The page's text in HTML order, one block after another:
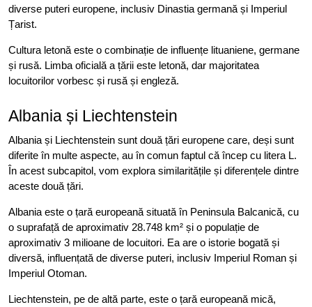
diverse puteri europene, inclusiv Dinastia germană și Imperiul
Țarist.
Cultura letonă este o combinație de influențe lituaniene, germane
și rusă. Limba oficială a țării este letonă, dar majoritatea
locuitorilor vorbesc și rusă și engleză.
Albania și Liechtenstein
Albania și Liechtenstein sunt două țări europene care, deși sunt
diferite în multe aspecte, au în comun faptul că încep cu litera L.
În acest subcapitol, vom explora similaritățile și diferențele dintre
aceste două țări.
Albania este o țară europeană situată în Peninsula Balcanică, cu
o suprafață de aproximativ 28.748 km² și o populație de
aproximativ 3 milioane de locuitori. Ea are o istorie bogată și
diversă, influențată de diverse puteri, inclusiv Imperiul Roman și
Imperiul Otoman.
Liechtenstein, pe de altă parte, este o țară europeană mică,